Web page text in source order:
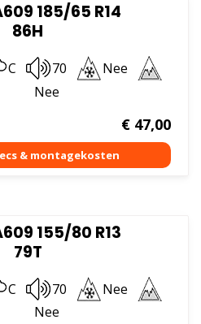
185/65 R14
86H
C 70
Nee
Nee
€47,00
155/80 R13
79T
C 70
Nee
Nee